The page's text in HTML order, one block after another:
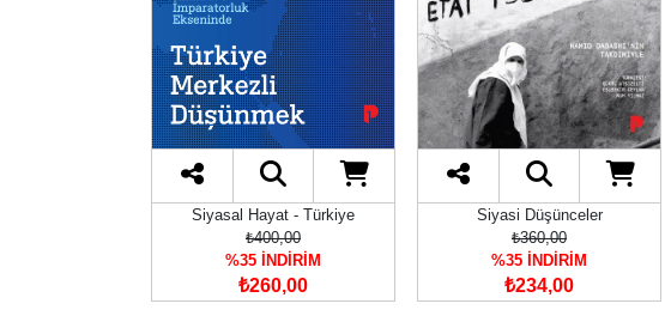
Siyasal Hayat - Türkiye
₺400,00
%35 İNDİRİM
₺260,00
Siyasi Düşünceler
₺360,00
%35 İNDİRİM
₺234,00